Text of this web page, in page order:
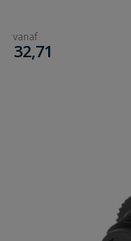
vanaf
€
32,71